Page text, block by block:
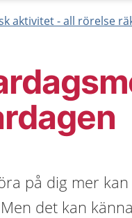
aktivitet - all rörelse
på dig mer
det kan